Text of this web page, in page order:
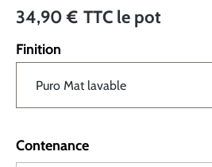
34,90 € TTC le pot
Finition
Contenance